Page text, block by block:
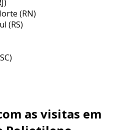
tornam ideais para
das principais
de água:
são utilizados na
de distribuição de
a durabilidade e
aplicados em sistemas
e aspersão,
(RN)
(RS)
as visitas em